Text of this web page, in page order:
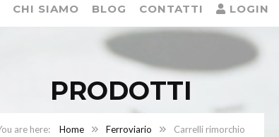
CHI SIAMO BLOG CONTATTI LOGIN
PRODOTTI
Home Ferroviario Carrelli rimorchio